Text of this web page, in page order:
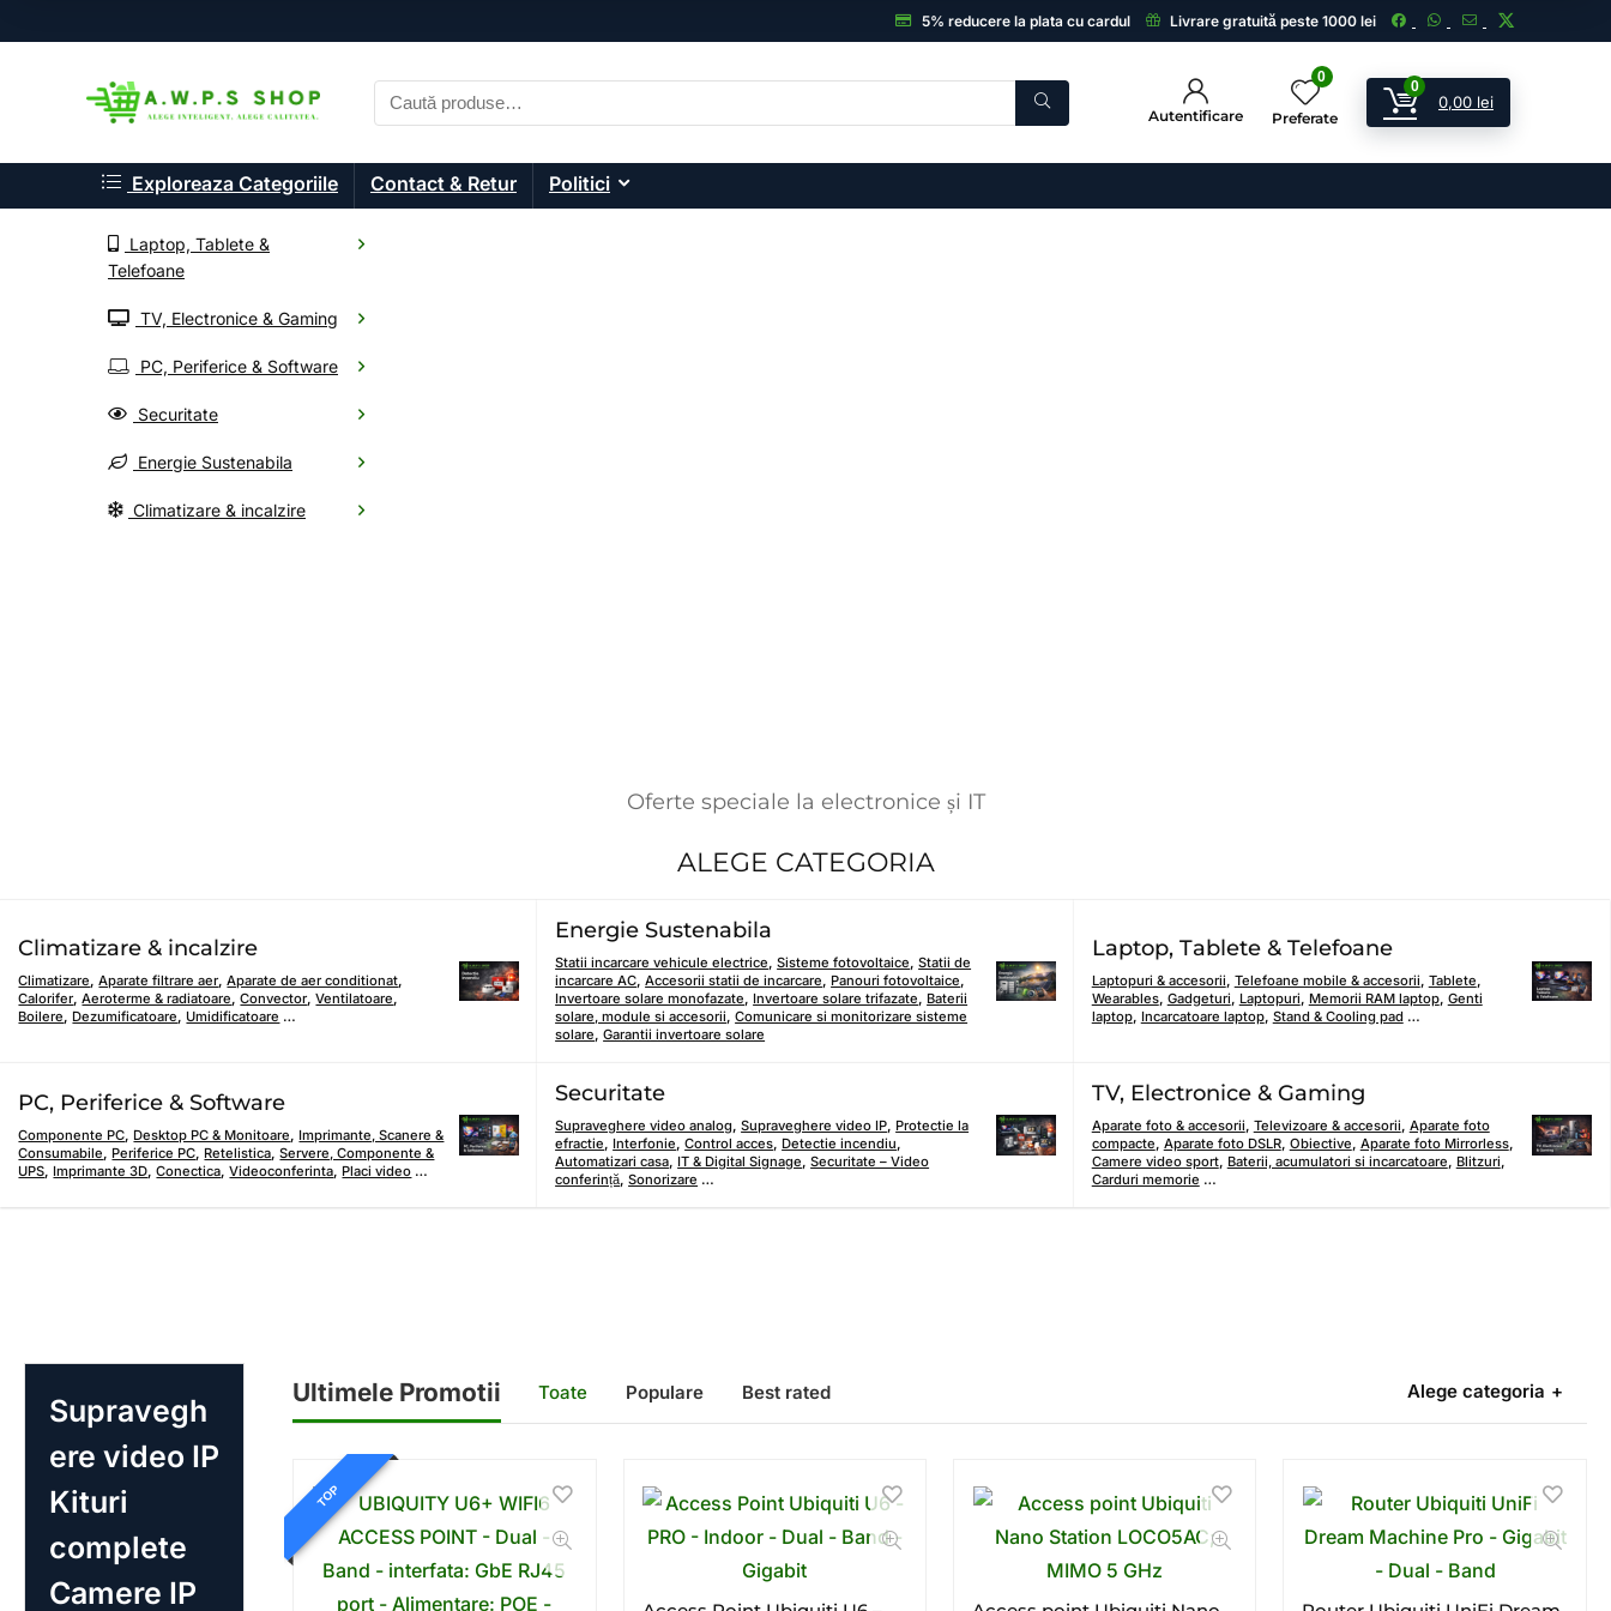
5% reducere la plata cu cardul Livrare gratuită peste 1000 lei
Autentificare
0
Preferate
0
0,00 lei
Exploreaza Categoriile
Laptop, Tablete &
Telefoane
TV, Electronice & Gaming
PC, Periferice & Software
Securitate
Energie Sustenabila
Climatizare & incalzire
Contact & Retur Politici
Componente PC, Electronice și accesorii
Oferte noi, livrare rapidă și garanția unui magazin de încredere.
Oferte speciale la electronice și IT
ALEGE CATEGORIA
Climatizare & incalzire
Climatizare,Aparate filtrare aer,Aparate de aer conditionat,
Calorifer,Aeroterme & radiatoare,Convector,Ventilatoare,
Boilere, Dezumificatoare, Umidificatoare …
Energie Sustenabila
Statii incarcare vehicule electrice,Sisteme fotovoltaice,Statii de
incarcare AC,Accesorii statii de incarcare, Panouri fotovoltaice,
Invertoare solare monofazate, Invertoare solare trifazate, Baterii
solare, module si accesorii,Comunicare si monitorizare sisteme
solare,Garantii invertoare solare
Laptop, Tablete & Telefoane
Laptopuri & accesorii, Telefoane mobile & accesorii, Tablete,
Wearables, Gadgeturi, Laptopuri, Memorii RAM laptop, Genti
laptop, Incarcatoare laptop, Stand & Cooling pad…
PC, Periferice & Software
Componente PC, Desktop PC & Monitoare, Imprimante, Scanere &
Consumabile, Periferice PC, Retelistica,Servere, Componente &
UPS, Imprimante 3D,Conectica,Videoconferinta, Placi video …
Securitate
Supraveghere video analog,Supraveghere video IP, Protectie la
efractie, Interfonie,Control acces, Detectie incendiu,
Automatizari casa, IT & Digital Signage,Securitate – Video
conferință,Sonorizare …
TV, Electronice & Gaming
Aparate foto & accesorii, Televizoare & accesorii, Aparate foto
compacte, Aparate foto DSLR, Obiective, Aparate foto Mirrorless,
Camere video sport, Baterii, acumulatori si incarcatoare, Blitzuri,
Carduri memorie …
Supravegh
ere video IP
Kituri
complete
Camere IP
Ultimele Promotii Toate Populare Best rated Alege categoria
TOP